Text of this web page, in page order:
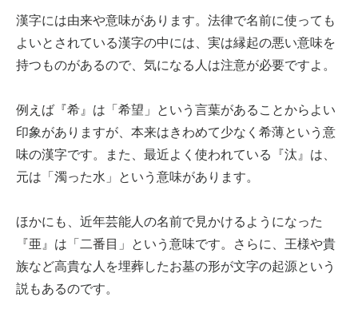
漢字には由来や意味があります。法律で名前に使っても
よいとされている漢字の中には、実は縁起の悪い意味を
持つものがあるので、気になる人は注意が必要ですよ。
例えば『希』は「希望」という言葉があることからよい
印象がありますが、本来はきわめて少なく希薄という意
味の漢字です。また、最近よく使われている『汰』は、
元は「濁った水」という意味があります。
ほかにも、近年芸能人の名前で見かけるようになった
『亜』は「二番目」という意味です。さらに、王様や貴
族など高貴な人を埋葬したお墓の形が文字の起源という
説もあるのです。